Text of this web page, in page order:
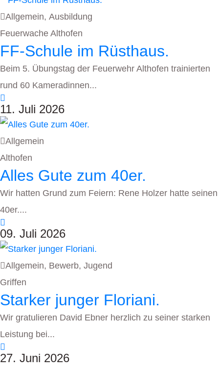
Allgemein, Ausbildung
Feuerwache Althofen
FF-Schule im Rüsthaus.
Beim 5. Übungstag der Feuerwehr Althofen trainierten
rund 60 Kameradinnen...
11. Juli 2026
Allgemein
Althofen
Alles Gute zum 40er.
Wir hatten Grund zum Feiern: Rene Holzer hatte seinen
40er....
09. Juli 2026
Allgemein, Bewerb, Jugend
Griffen
Starker junger Floriani.
Wir gratulieren David Ebner herzlich zu seiner starken
Leistung bei...
27. Juni 2026